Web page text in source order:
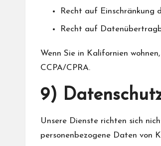
Recht auf Einschränkung
Recht auf
Wenn Sie in Kalifornien
CCPA/CPRA.
9)
Unsere Dienste richten sich
personenbezogene Daten von